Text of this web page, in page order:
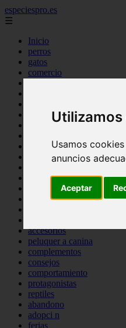
Usamos
anuncios
Aceptar
especiespro.es
☰
Inicio
perros
gatos
comercio
tenencia responsable
mantenimiento
bienestar
peque os mam feros
verano
accesorios
peluquer a canina
complementos
consejos
comportamiento
protagonistas
reptiles
abandono
adopci n
ferias